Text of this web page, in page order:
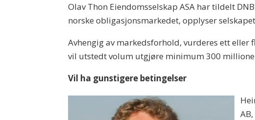
Olav Thon Eiendomsselskap ASA har tildelt
norske obligasjonsmarkedet, opplyser
Avhengig av markedsforhold, vurderes ett eller
vil utstedt volum utgjøre minimum 300
Vil ha gunstigere betingelser